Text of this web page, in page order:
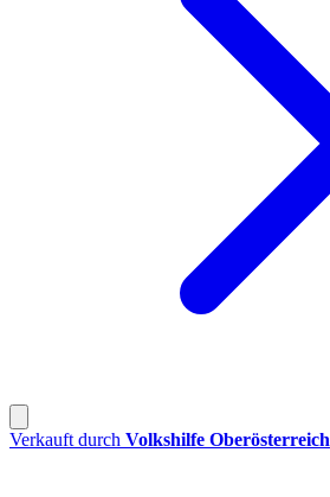
Verkauft durch Volkshilfe Oberösterreich